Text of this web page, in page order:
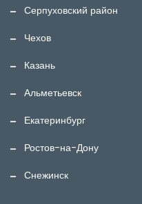
Серпуховский район
Чехов
Казань
Альметьевск
Екатеринбург
Ростов-на-Дону
Снежинск